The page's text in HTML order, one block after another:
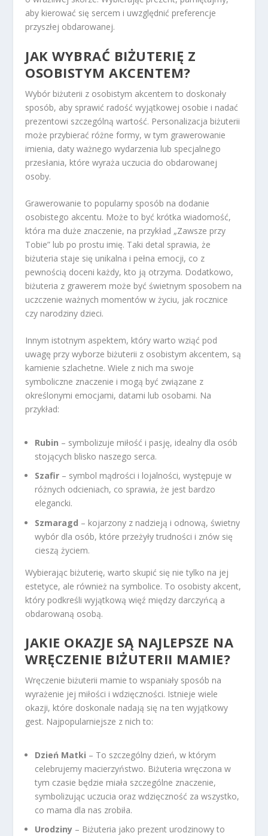
aby kierować się sercem i uwzględnić preferencje
przyszłej obdarowanej.
JAK WYBRAĆ BIŻUTERIĘ Z
OSOBISTYM AKCENTEM?
Wybór biżuterii z osobistym akcentem to doskonały
sposób, aby sprawić radość wyjątkowej osobie i nadać
prezentowi szczególną wartość. Personalizacja biżuterii
może przybierać różne formy, w tym grawerowanie
imienia, daty ważnego wydarzenia lub specjalnego
przesłania, które wyraża uczucia do obdarowanej
osoby.
Grawerowanie to popularny sposób na dodanie
osobistego akcentu. Może to być krótka wiadomość,
która ma duże znaczenie, na przykład „Zawsze przy
Tobie” lub po prostu imię. Taki detal sprawia, że
biżuteria staje się unikalna i pełna emocji, co z
pewnością doceni każdy, kto ją otrzyma. Dodatkowo,
biżuteria z grawerem może być świetnym sposobem na
uczczenie ważnych momentów w życiu, jak rocznice
czy narodziny dzieci.
Innym istotnym aspektem, który warto wziąć pod
uwagę przy wyborze biżuterii z osobistym akcentem, są
kamienie szlachetne. Wiele z nich ma swoje
symboliczne znaczenie i mogą być związane z
określonymi emocjami, datami lub osobami. Na
przykład:
Rubin – symbolizuje miłość i pasję, idealny dla osób
stojących blisko naszego serca.
Szafir – symbol mądrości i lojalności, występuje w
różnych odcieniach, co sprawia, że jest bardzo
elegancki.
Szmaragd – kojarzony z nadzieją i odnową, świetny
wybór dla osób, które przeżyły trudności i znów się
cieszą życiem.
Wybierając biżuterię, warto skupić się nie tylko na jej
estetyce, ale również na symbolice. To osobisty akcent,
który podkreśli wyjątkową więź między darczyńcą a
obdarowaną osobą.
JAKIE OKAZJE SĄ NAJLEPSZE NA
WRĘCZENIE BIŻUTERII MAMIE?
Wręczenie biżuterii mamie to wspaniały sposób na
wyrażenie jej miłości i wdzięczności. Istnieje wiele
okazji, które doskonale nadają się na ten wyjątkowy
gest. Najpopularniejsze z nich to:
Dzień Matki – To szczególny dzień, w którym
celebrujemy macierzyństwo. Biżuteria wręczona w
tym czasie będzie miała szczególne znaczenie,
symbolizując uczucia oraz wdzięczność za wszystko,
co mama dla nas zrobiła.
Urodziny – Biżuteria jako prezent urodzinowy to